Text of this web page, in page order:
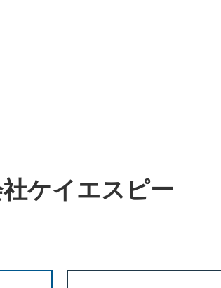
ケイエスピー